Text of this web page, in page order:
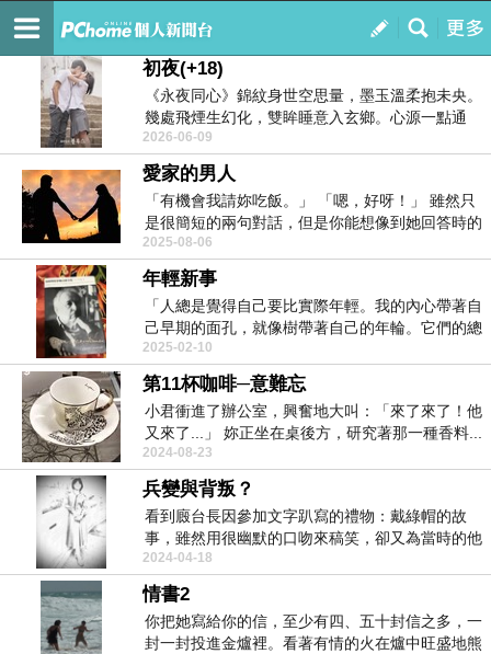
我的
訂閱
覺，有情
初夜(+18)
《永夜同心》​錦紋身世空思量，墨玉溫柔抱未央。
幾處飛煙生幻化，雙眸睡意入玄鄉。心源一點通
丹...
2026-06-09
愛家的男人
「有機會我請妳吃飯。」 「嗯，好呀！」 雖然只
是很簡短的兩句對話，但是你能想像到她回答時的
欣...
2025-08-06
年輕新事
「人總是覺得自己要比實際年輕。我的內心帶著自
己早期的面孔，就像樹帶著自己的年輪。它們的總
和...
2025-02-10
第11杯咖啡─意難忘
小君衝進了辦公室，興奮地大叫：「來了來了！他
又來了...」 妳正坐在桌後方，研究著那一種香料...
2024-08-23
兵變與背叛？
看到廄台長因參加文字趴寫的禮物：戴綠帽的故
事，雖然用很幽默的口吻來稿笑，卻又為當時的他
覺得心疼。...
2024-04-18
情書2
你把她寫給你的信，至少有四、五十封信之多，一
封一封投進金爐裡。看著有情的火在爐中旺盛地熊